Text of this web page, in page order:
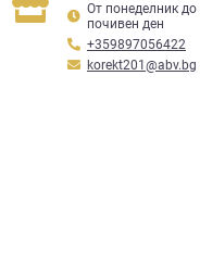
От понеделник
почивен ден
+359897056422
korekt201@abv.bg